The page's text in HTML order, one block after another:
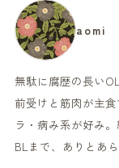
aomi
無駄に腐歴の長い
前受けと筋肉が主
ラ・病み系が好み
BLまで、ありとあ